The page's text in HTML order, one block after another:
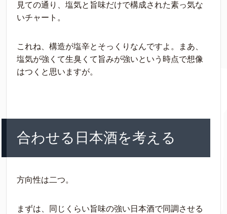
見ての通り、塩気と旨味だけで構成された素っ気な
いチャート。
これね、構造が塩辛とそっくりなんですよ。まあ、
塩気が強くて生臭くて旨みが強いという時点で想像
はつくと思いますが。
合わせる日本酒を考える
方向性は二つ。
まずは、同じくらい旨味の強い日本酒で同調させる